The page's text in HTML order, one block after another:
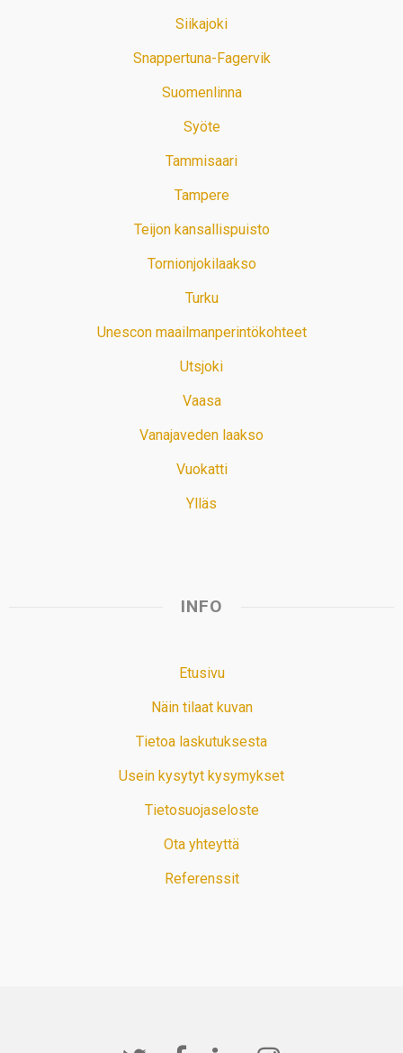
Siikajoki
Snappertuna-Fagervik
Suomenlinna
Syöte
Tammisaari
Tampere
Teijon kansallispuisto
Tornionjokilaakso
Turku
Unescon maailmanperintökohteet
Utsjoki
Vaasa
Vanajaveden laakso
Vuokatti
Ylläs
INFO
Etusivu
Näin tilaat kuvan
Tietoa laskutuksesta
Usein kysytyt kysymykset
Tietosuojaseloste
Ota yhteyttä
Referenssit